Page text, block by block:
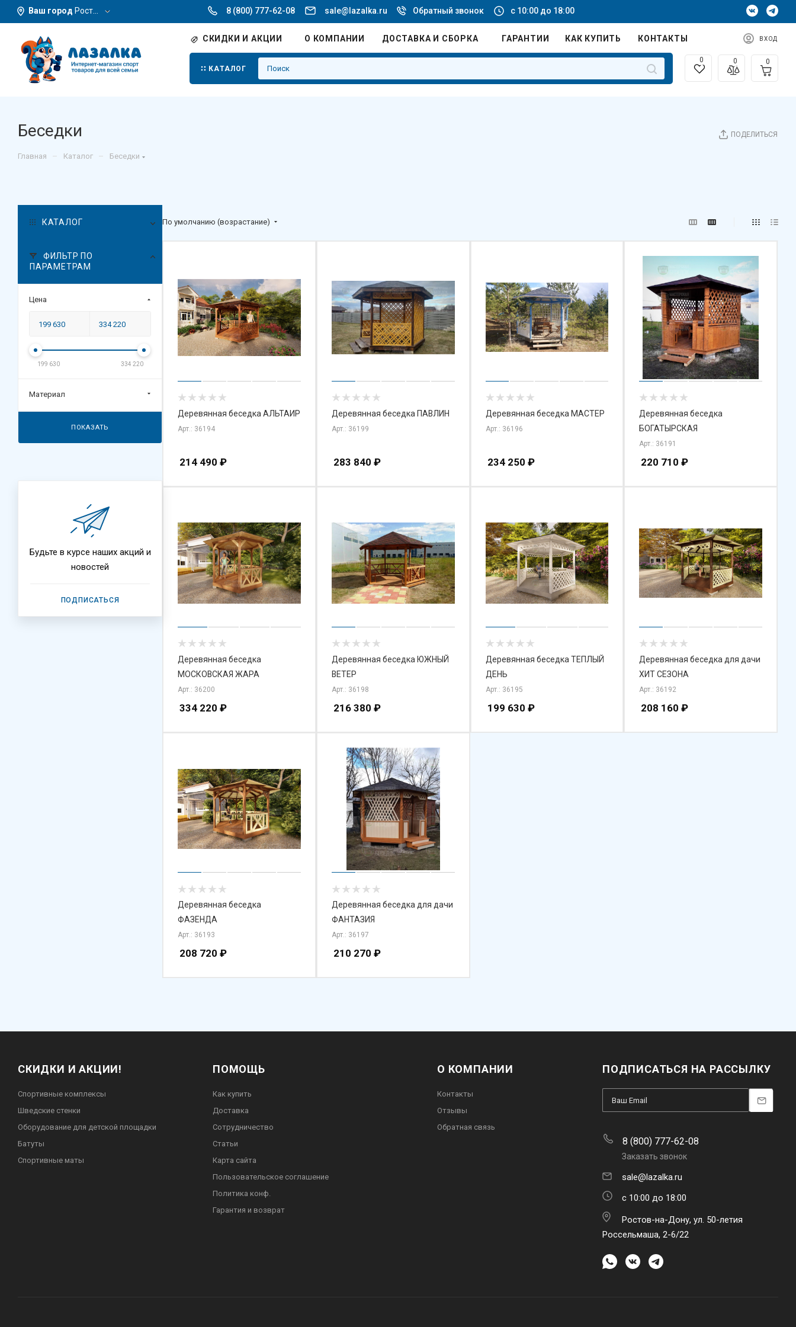
Ваш город Ростов-на-Дону 8 (800) 777-62-08 sale@lazalka.ru Обратный звонок с 10:00 до 18:00
СКИДКИ И АКЦИИ О КОМПАНИИ ДОСТАВКА И СБОРКА ГАРАНТИИ КАК КУПИТЬ КОНТАКТЫ ВХОД
КАТАЛОГ
0 0 0
ПОДЕЛИТЬСЯ
Беседки
Главная – Каталог – Беседки
По умолчанию (возрастание)
Деревянная беседка АЛЬТАИР
Арт.: 36194
214 490 ₽
Деревянная беседка ПАВЛИН
Арт.: 36199
283 840 ₽
Деревянная беседка МАСТЕР
Арт.: 36196
234 250 ₽
Деревянная беседка
БОГАТЫРСКАЯ
Арт.: 36191
220 710 ₽
Деревянная беседка
МОСКОВСКАЯ ЖАРА
Арт.: 36200
334 220 ₽
Деревянная беседка ЮЖНЫЙ
ВЕТЕР
Арт.: 36198
216 380 ₽
Деревянная беседка ТЕПЛЫЙ
ДЕНЬ
Арт.: 36195
199 630 ₽
Деревянная беседка для дачи
ХИТ СЕЗОНА
Арт.: 36192
208 160 ₽
Деревянная беседка
ФАЗЕНДА
Арт.: 36193
208 720 ₽
Деревянная беседка для дачи
ФАНТАЗИЯ
Арт.: 36197
210 270 ₽
КАТАЛОГ
ФИЛЬТР ПО
ПАРАМЕТРАМ
Цена
199 630 334 220
Материал
ПОКАЗАТЬ
Будьте в курсе наших акций и
новостей
ПОДПИСАТЬСЯ
СКИДКИ И АКЦИИ!
Спортивные комплексы
Шведские стенки
Оборудование для детской площадки
Батуты
Спортивные маты
ПОМОЩЬ
Как купить
Доставка
Сотрудничество
Статьи
Карта сайта
Пользовательское соглашение
Политика конф.
Гарантия и возврат
О КОМПАНИИ
Контакты
Отзывы
Обратная связь
ПОДПИСАТЬСЯ НА РАССЫЛКУ
8 (800) 777-62-08
Заказать звонок
sale@lazalka.ru
с 10:00 до 18:00
Ростов-на-Дону, ул. 50-летия
Россельмаша, 2-6/22